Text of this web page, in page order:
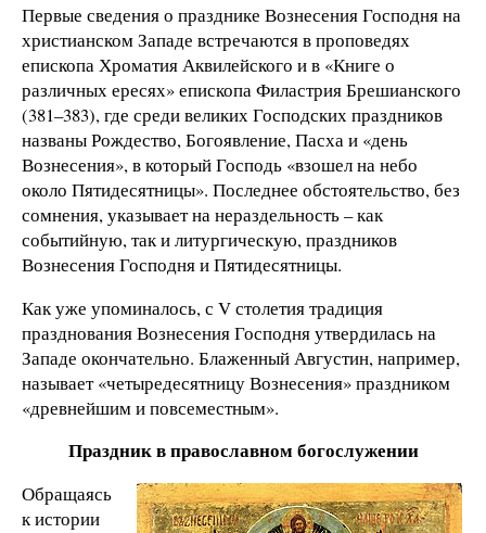
Первые сведения о празднике Вознесения Господня на
христианском Западе встречаются в проповедях
епископа Хроматия Аквилейского и в «Книге о
различных ересях» епископа Филастрия Брешианского
(381–383), где среди великих Господских праздников
названы Рождество, Богоявление, Пасха и «день
Вознесения», в который Господь «взошел на небо
около Пятидесятницы». Последнее обстоятельство, без
сомнения, указывает на нераздельность – как
событийную, так и литургическую, праздников
Вознесения Господня и Пятидесятницы.
Как уже упоминалось, с V столетия традиция
празднования Вознесения Господня утвердилась на
Западе окончательно. Блаженный Августин, например,
называет «четыредесятницу Вознесения» праздником
«древнейшим и повсеместным».
Праздник в православном богослужении
Обращаясь
к истории